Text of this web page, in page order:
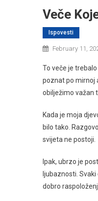
Veče
Ispovesti
February 11,
To veče je
poznat po mirnoj
obilježimo važan
Kada je moja
bilo tako.
svijeta ne postoji.
Ipak, ubrzo je
ljubaznosti.
dobro